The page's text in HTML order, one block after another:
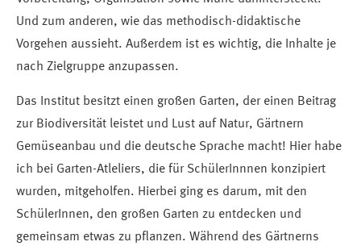
Und zum anderen, wie das methodisch-didaktische
Vorgehen aussieht. Außerdem ist es wichtig, die Inhalte je
nach Zielgruppe anzupassen.
Das Institut besitzt einen großen Garten, der einen Beitrag
zur Biodiversität leistet und Lust auf Natur, Gärtnern
Gemüseanbau und die deutsche Sprache macht! Hier habe
ich bei Garten-Atleliers, die für SchülerInnnen konzipiert
wurden, mitgeholfen. Hierbei ging es darum, mit den
SchülerInnen, den großen Garten zu entdecken und
gemeinsam etwas zu pflanzen. Während des Gärtnerns